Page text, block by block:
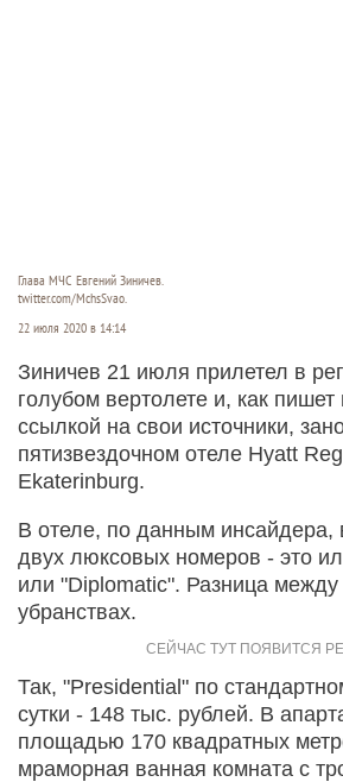
Глава МЧС Евгений Зиничев.
twitter.com/MchsSvao.
22 июля 2020 в 14:14
Зиничев 21 июля прилетел в
голубом вертолете и, как пишет
ссылкой на свои источники,
пятизвездочном отеле Hyatt
Ekaterinburg.
В отеле, по данным инсайдера,
двух люксовых номеров - это
или "Diplomatic". Разница
убранствах.
Так, "Presidential" по
сутки - 148 тыс. рублей. В
площадью 170 квадратных
мраморная ванная комната с